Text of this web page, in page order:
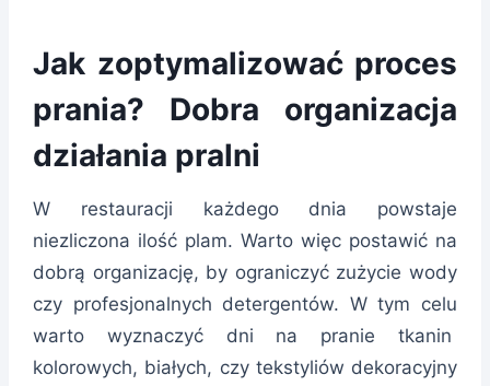
Jak zoptymalizować proces
prania? Dobra organizacja
działania pralni
W restauracji każdego dnia powstaje
niezliczona ilość plam. Warto więc postawić na
dobrą organizację, by ograniczyć zużycie wody
czy profesjonalnych detergentów. W tym celu
warto wyznaczyć dni na pranie tkanin
kolorowych, białych, czy tekstyliów dekoracyjny